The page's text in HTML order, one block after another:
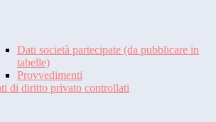
Dati società partecipate (da pubblicare in
tabelle)
Provvedimenti
di diritto privato controllati